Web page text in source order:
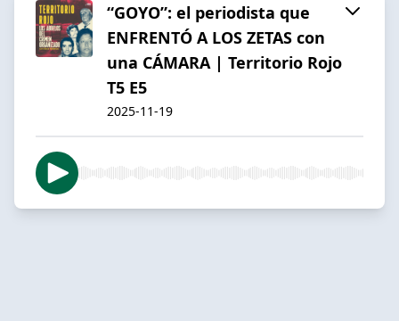
“GOYO”: el periodista que
ENFRENTÓ A LOS ZETAS con
una CÁMARA | Territorio Rojo
T5 E5
2025-11-19